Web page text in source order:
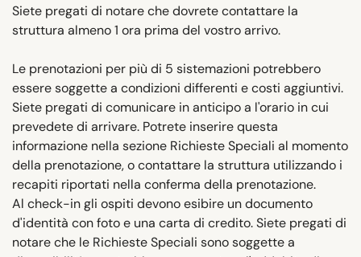
Siete pregati di notare che dovrete contattare la
struttura almeno 1 ora prima del vostro arrivo.
Le prenotazioni per più di 5 sistemazioni potrebbero
essere soggette a condizioni differenti e costi aggiuntivi.
Siete pregati di comunicare in anticipo a l'orario in cui
prevedete di arrivare. Potrete inserire questa
informazione nella sezione Richieste Speciali al momento
della prenotazione, o contattare la struttura utilizzando i
recapiti riportati nella conferma della prenotazione.
Al check-in gli ospiti devono esibire un documento
d'identità con foto e una carta di credito. Siete pregati di
notare che le Richieste Speciali sono soggette a